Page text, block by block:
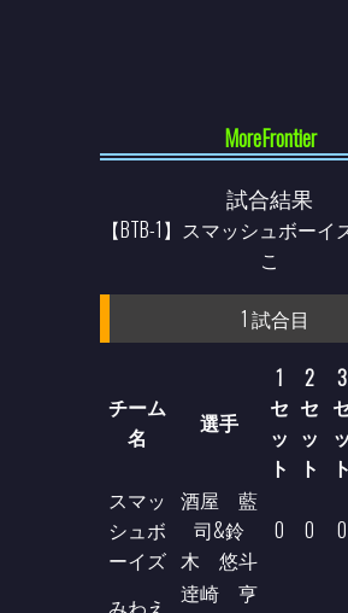
MoreFrontier
試合結果
【BTB-1】スマッシュボーイ
こ
1 試合目
チーム
名
選手
1
セ
ッ
ト
2
セ
ッ
ト
3
ッ
ト
スマッ
シュボ
ーイズ
酒屋 藍
司&鈴
木 悠斗
0 0 0
みわえ
逹崎 亨